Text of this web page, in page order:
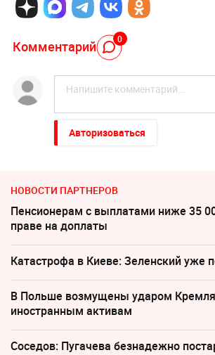
Комментарий 0
Авторизоваться
НОВОСТИ ПАРТНЕРОВ
Пенсионерам с выплатами ниже 35
праве на доплаты
Катастрофа в Киеве: Зеленский уже
В Польше возмущены ударом
иностранным активам
Соседов: Пугачева безнадежно